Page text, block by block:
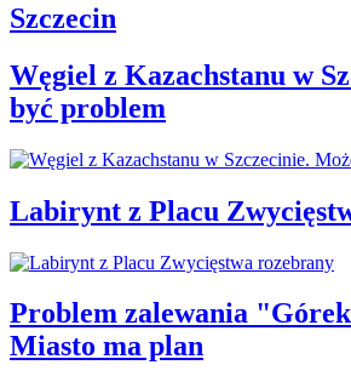
Szczecin
Węgiel z Kazachstanu w
być problem
Labirynt z Placu
Problem zalewania
Miasto ma plan